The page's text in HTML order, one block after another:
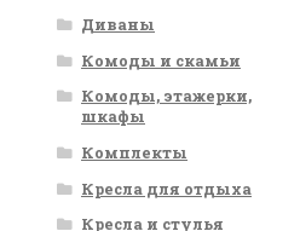
Диваны
Комоды и скамьи
Комоды, этажерки,
шкафы
Комплекты
Кресла для отдыха
Кресла и стулья